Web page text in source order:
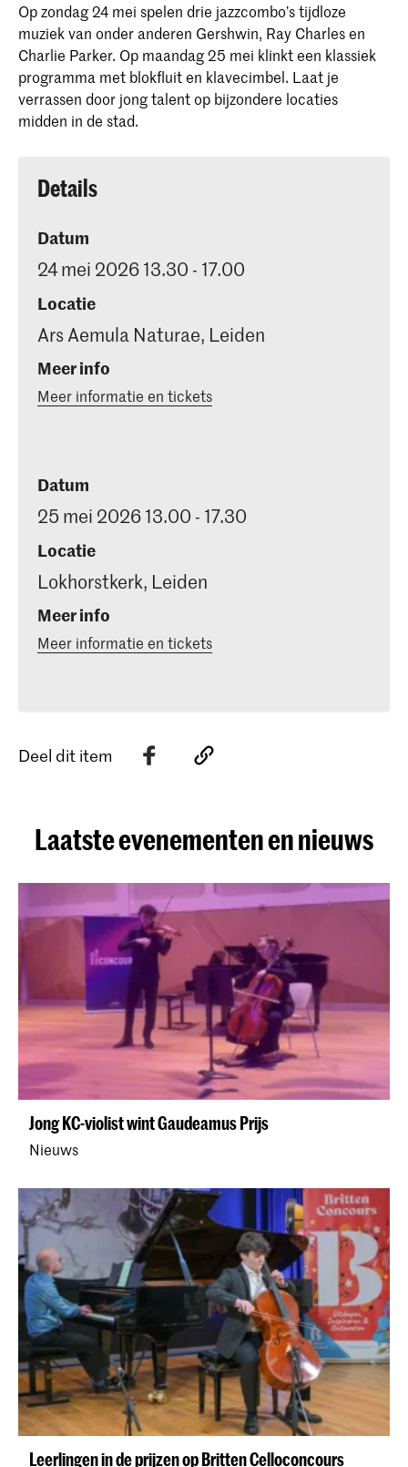
Op zondag 24 mei spelen drie jazzcombo’s tijdloze
muziek van onder anderen Gershwin, Ray Charles en
Charlie Parker. Op maandag 25 mei klinkt een klassiek
programma met blokfluit en klavecimbel. Laat je
verrassen door jong talent op bijzondere locaties
midden in de stad.
Details
Datum
24 mei 2026 13.30 - 17.00
Locatie
Ars Aemula Naturae, Leiden
Meer info
Meer informatie en tickets
Datum
25 mei 2026 13.00 - 17.30
Locatie
Lokhorstkerk, Leiden
Meer info
Meer informatie en tickets
Deel dit item
Laatste evenementen en nieuws
Jong KC-violist wint Gaudeamus Prijs
Nieuws
Leerlingen in de prijzen op Britten Celloconcours